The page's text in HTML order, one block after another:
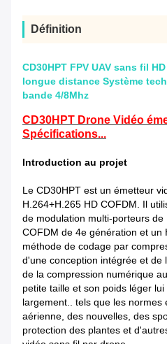
Définition
CD30HPT FPV UAV sans fil
longue distance Système
bande 4/8Mhz
CD30HPT Drone Vidéo
Spécifications...
Introduction au projet
Le CD30HPT est un émetteur
H.264+H.265 HD COFDM. Il
de modulation multi-porteurs
COFDM de 4e génération et un
méthode de codage par
d'une conception intégrée et de
de la compression numérique
petite taille et son poids léger
largement.. tels que les normes
aérienne, des nouvelles, des
protection des plantes et